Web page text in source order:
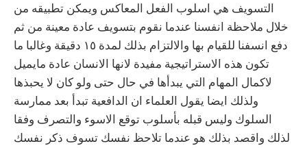
التسويف هي اسلوب الفعل المعاكس ويمكن تطبيقه من
خلال ملاحظة انفسنا عندما نقوم بتسويف عادة معينة من ثم
دفع انسفنا للقيام بها والالتزام بذلك لمدة ١٥ دقيقة وغالبا ما
تكون هذه الاستراتيجية مفيدة لانها الانسان عادة مايميل
لاكمال المهام التي يبدأها في حال حتى ولو كان لا يحبذها
ولذلك ايضا يقول العلماء ان الدافعية تبدأ بعد ممارسة
السلوك وليس قبله بأسلوب توقع الاسوء والتصرف وفقا
لذلك واقصد بذلك هو عندما تلاحظ نفسك تسوف ذكر نفسك